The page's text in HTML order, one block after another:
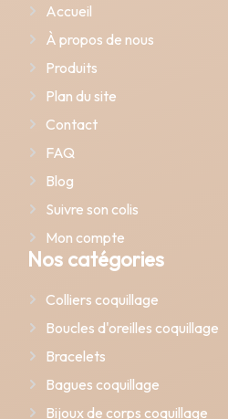
Accueil
À propos de nous
Produits
Plan du site
Contact
FAQ
Blog
Suivre son colis
Mon compte
Nos catégories
Colliers coquillage
Boucles d'oreilles coquillage
Bracelets
Bagues coquillage
Bijoux de corps coquillage